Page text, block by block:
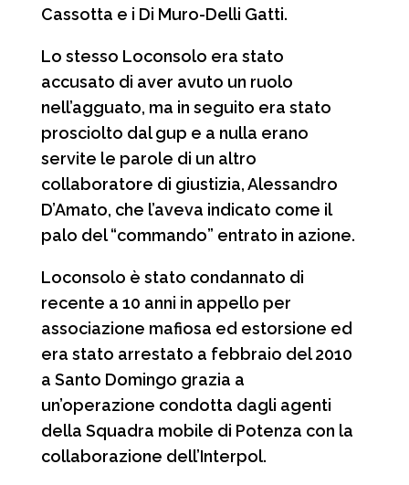
Cassotta e i Di Muro-Delli Gatti.
Lo stesso Loconsolo era stato
accusato di aver avuto un ruolo
nell’agguato, ma in seguito era stato
prosciolto dal gup e a nulla erano
servite le parole di un altro
collaboratore di giustizia, Alessandro
D’Amato, che l’aveva indicato come il
palo del “commando” entrato in azione.
Loconsolo è stato condannato di
recente a 10 anni in appello per
associazione mafiosa ed estorsione ed
era stato arrestato a febbraio del 2010
a Santo Domingo grazia a
un’operazione condotta dagli agenti
della Squadra mobile di Potenza con la
collaborazione dell’Interpol.